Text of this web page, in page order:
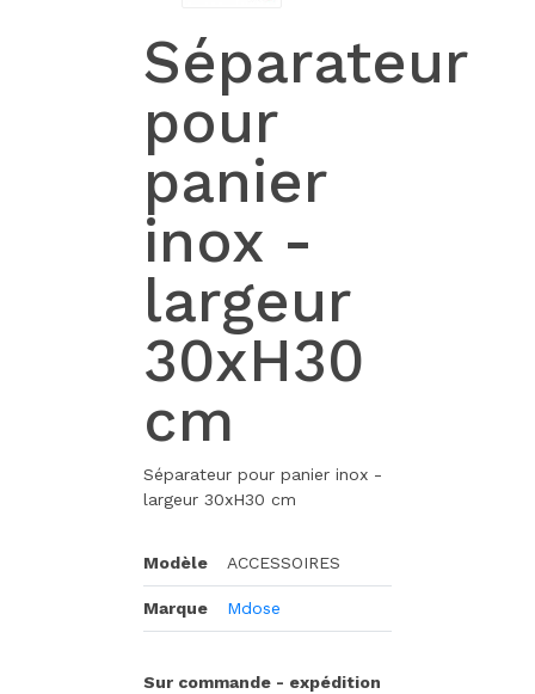
Séparateur
pour
panier
inox -
largeur
30xH30
cm
Séparateur pour panier inox -
largeur 30xH30 cm
Modèle ACCESSOIRES
Marque Mdose
Sur commande - expédition